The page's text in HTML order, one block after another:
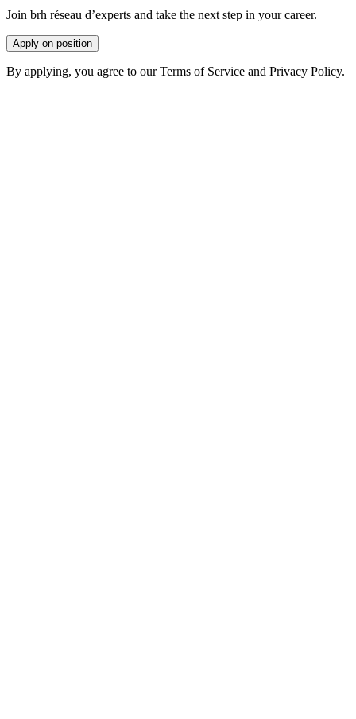
Join brh réseau d’experts and take the next step in your career.
Apply on position
By applying, you agree to our Terms of Service and Privacy Policy.